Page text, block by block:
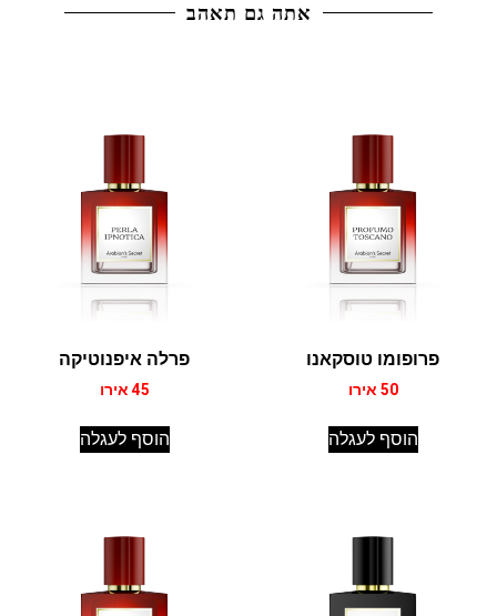
אתה גם תאהב
פרופומו טוסקאנו
50 אירו
הוסף לעגלה
פרלה איפנוטיקה
45 אירו
הוסף לעגלה